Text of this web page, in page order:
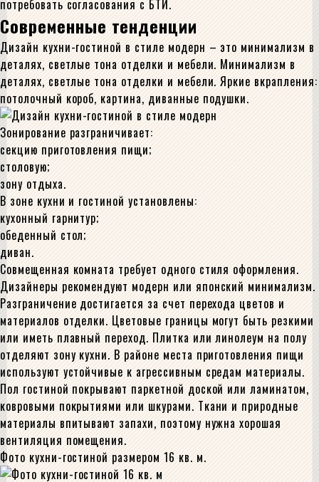
потребовать согласования с БТИ.
Современные тенденции
Дизайн кухни-гостиной в стиле модерн – это минимализм в
деталях, светлые тона отделки и мебели. Минимализм в
деталях, светлые тона отделки и мебели. Яркие вкрапления:
потолочный короб, картина, диванные подушки.
Зонирование разграничивает:
секцию приготовления пищи;
столовую;
зону отдыха.
В зоне кухни и гостиной установлены:
кухонный гарнитур;
обеденный стол;
диван.
Совмещенная комната требует одного стиля оформления.
Дизайнеры рекомендуют модерн или японский минимализм.
Разграничение достигается за счет перехода цветов и
материалов отделки. Цветовые границы могут быть резкими
или иметь плавный переход. Плитка или линолеум на полу
отделяют зону кухни. В районе места приготовления пищи
используют устойчивые к агрессивным средам материалы.
Пол гостиной покрывают паркетной доской или ламинатом,
ковровыми покрытиями или шкурами. Ткани и природные
материалы впитывают запахи, поэтому нужна хорошая
вентиляция помещения.
Фото кухни-гостиной размером 16 кв. м.